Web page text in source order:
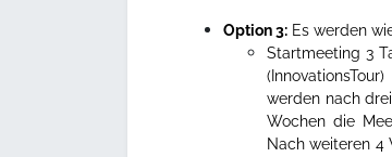
Option 3: Es werden
Startmeeting 3
werden nach
Wochen die
Nach weiteren 4